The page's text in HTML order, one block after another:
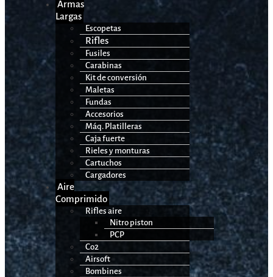
Armas
Largas
Escopetas
Rifles
Fusiles
Carabinas
Kit de conversión
Maletas
Fundas
Accesorios
Máq. Platilleras
Caja fuerte
Rieles y monturas
Cartuchos
Cargadores
Aire
Comprimido
Rifles aire
Nitro piston
PCP
Co2
Airsoft
Bombines